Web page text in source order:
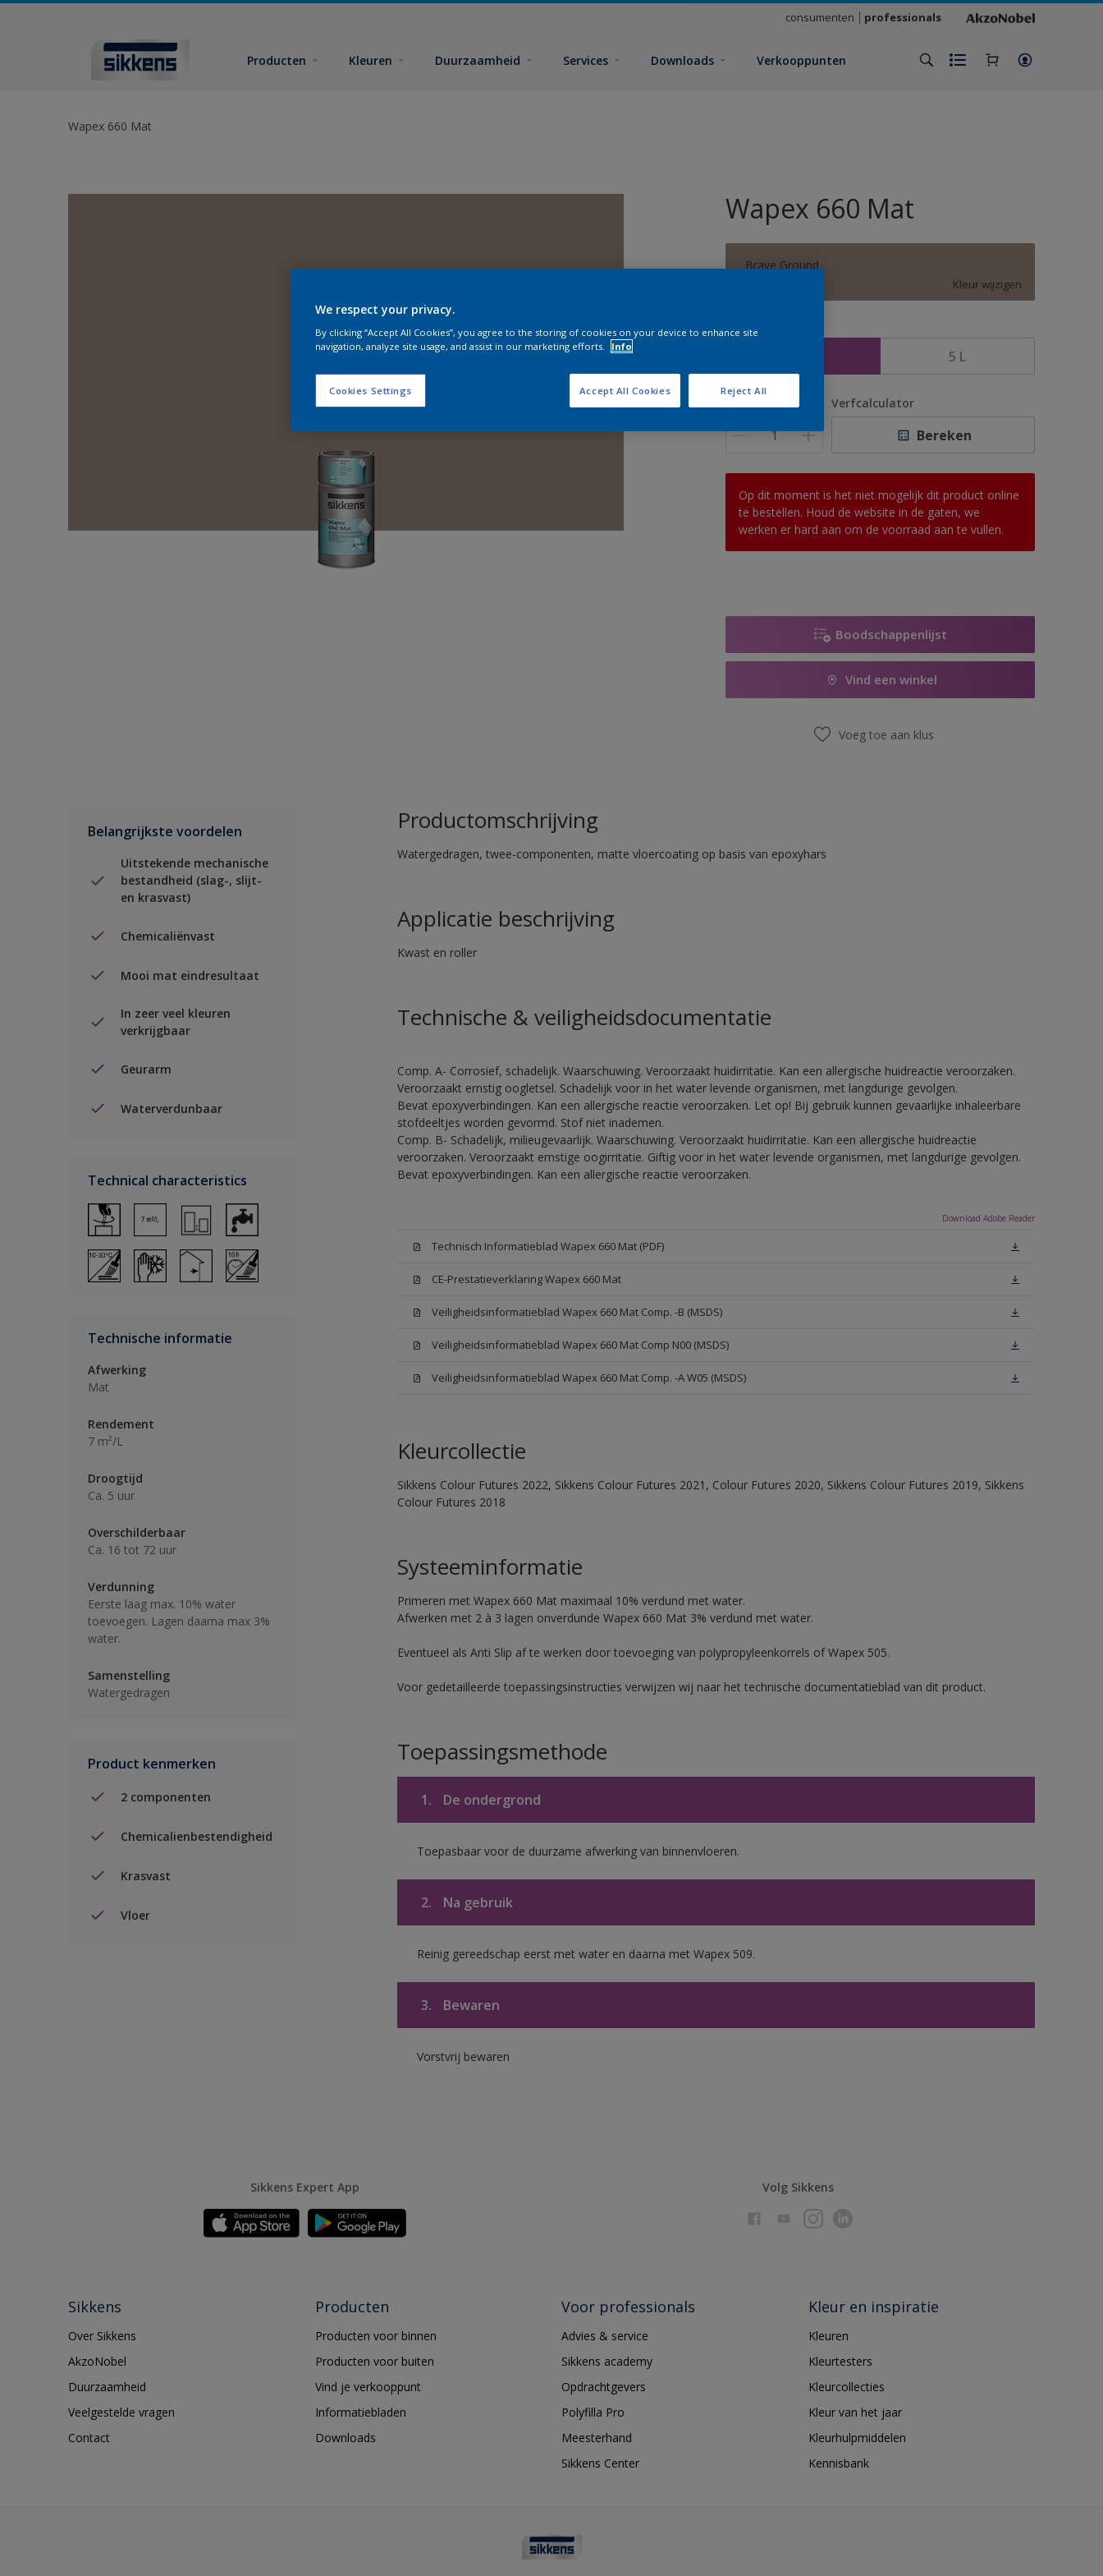
consumenten professionals
Producten Kleuren Duurzaamheid Services Downloads Verkooppunten
Wapex 660 Mat
Wapex 660 Mat
Brave Ground
Kleur wijzigen
Grootte
5 L
Verfcalculator
Bereken
Op dit moment is het niet mogelijk dit product online
te bestellen. Houd de website in de gaten, we
werken er hard aan om de voorraad aan te vullen.
Boodschappenlijst
Vind een winkel
Voeg toe aan klus
Belangrijkste voordelen
Uitstekende mechanische
bestandheid (slag-, slijt-
en krasvast)
Chemicaliënvast
Mooi mat eindresultaat
In zeer veel kleuren
verkrijgbaar
Geurarm
Waterverdunbaar
Technical characteristics
Technische informatie
Afwerking
Mat
Rendement
7 m²/L
Droogtijd
Ca. 5 uur
Overschilderbaar
Ca. 16 tot 72 uur
Verdunning
Eerste laag max. 10% water
toevoegen. Lagen daarna max 3%
water.
Samenstelling
Watergedragen
Product kenmerken
2 componenten
Chemicalienbestendigheid
Krasvast
Vloer
Productomschrijving
Watergedragen, twee-componenten, matte vloercoating op basis van epoxyhars
Applicatie beschrijving
Kwast en roller
Technische & veiligheidsdocumentatie
Comp. A- Corrosief, schadelijk. Waarschuwing. Veroorzaakt huidirritatie. Kan een allergische huidreactie veroorzaken.
Veroorzaakt ernstig oogletsel. Schadelijk voor in het water levende organismen, met langdurige gevolgen.
Bevat epoxyverbindingen. Kan een allergische reactie veroorzaken. Let op! Bij gebruik kunnen gevaarlijke inhaleerbare
stofdeeltjes worden gevormd. Stof niet inademen.
Comp. B- Schadelijk, milieugevaarlijk. Waarschuwing. Veroorzaakt huidirritatie. Kan een allergische huidreactie
veroorzaken. Veroorzaakt ernstige oogirritatie. Giftig voor in het water levende organismen, met langdurige gevolgen.
Bevat epoxyverbindingen. Kan een allergische reactie veroorzaken.
Download Adobe Reader
Technisch Informatieblad Wapex 660 Mat (PDF)
CE-Prestatieverklaring Wapex 660 Mat
Veiligheidsinformatieblad Wapex 660 Mat Comp. -B (MSDS)
Veiligheidsinformatieblad Wapex 660 Mat Comp N00 (MSDS)
Veiligheidsinformatieblad Wapex 660 Mat Comp. -A W05 (MSDS)
Kleurcollectie
Sikkens Colour Futures 2022, Sikkens Colour Futures 2021, Colour Futures 2020, Sikkens Colour Futures 2019, Sikkens
Colour Futures 2018
Systeeminformatie
Primeren met Wapex 660 Mat maximaal 10% verdund met water.
Afwerken met 2 à 3 lagen onverdunde Wapex 660 Mat 3% verdund met water.
Eventueel als Anti Slip af te werken door toevoeging van polypropyleenkorrels of Wapex 505.
Voor gedetailleerde toepassingsinstructies verwijzen wij naar het technische documentatieblad van dit product.
Toepassingsmethode
1. De ondergrond
Toepasbaar voor de duurzame afwerking van binnenvloeren.
2. Na gebruik
Reinig gereedschap eerst met water en daarna met Wapex 509.
3. Bewaren
Vorstvrij bewaren
Sikkens Expert App Volg Sikkens
Sikkens
Over Sikkens
AkzoNobel
Duurzaamheid
Veelgestelde vragen
Contact
Producten
Producten voor binnen
Producten voor buiten
Vind je verkooppunt
Informatiebladen
Downloads
Voor professionals
Advies & service
Sikkens academy
Opdrachtgevers
Polyfilla Pro
Meesterhand
Sikkens Center
Kleur en inspiratie
Kleuren
Kleurtesters
Kleurcollecties
Kleur van het jaar
Kleurhulpmiddelen
Kennisbank
We respect your privacy.
By clicking “Accept All Cookies”, you agree to the storing of cookies on your device to enhance site
navigation, analyze site usage, and assist in our marketing efforts.
Info
Cookies Settings Reject All
Accept All Cookies